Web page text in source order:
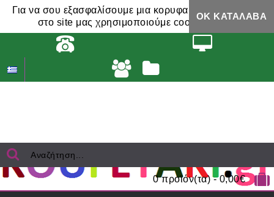
Για να σου εξασφαλίσουμε μια κορυφαία εμπειρία,
στο site μας χρησιμοποιούμε cookies.
ΟΚ ΚΑΤΆΛΑΒΑ
0 προϊόν(τα) - 0,00€